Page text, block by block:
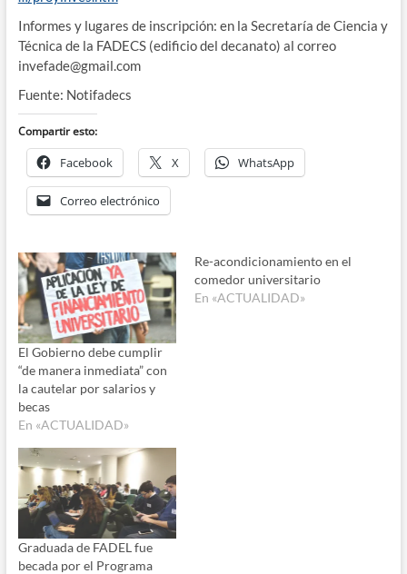
Informes y lugares de inscripción: en la Secretaría de Ciencia y
Técnica de la FADECS (edificio del decanato) al correo
invefade@gmail.com
Fuente: Notifadecs
Compartir esto:
Facebook X WhatsApp
Correo electrónico
El Gobierno debe cumplir
“de manera inmediata” con
la cautelar por salarios y
becas
En «ACTUALIDAD»
Re-acondicionamiento en el
comedor universitario
En «ACTUALIDAD»
Graduada de FADEL fue
becada por el Programa